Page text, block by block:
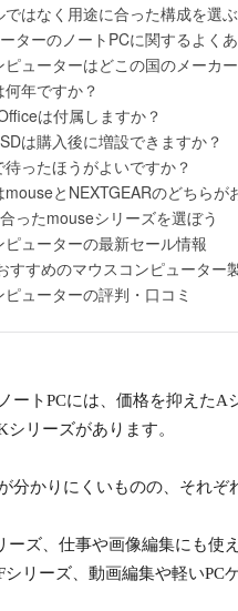
ではなく用途に合った構成を選
ターのノートPCに関するよく
ピューターはどこの国のメーカ
年ですか？
は付属しますか？
は購入後に増設できますか？
待ったほうがよいですか？
とNEXTGEARのどちらが
ったmouseシリーズを選ぼう
ピューターの最新セール情報
すすめのマウスコンピューター
ューターの評判・口コミ
ートPCには、価格を抑えた
リーズがあります。
分かりにくいものの、それぞ
ーズ、仕事や画像編集にも使
リーズ、動画編集や軽いPC